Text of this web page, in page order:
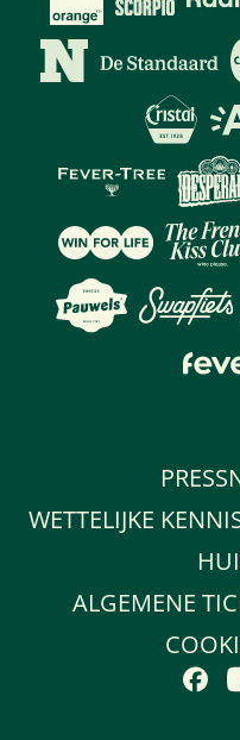
PRESS
WETTELIJKE
ALGEMENE